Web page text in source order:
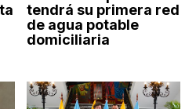
tendrá su primera red
de agua potable
domiciliaria